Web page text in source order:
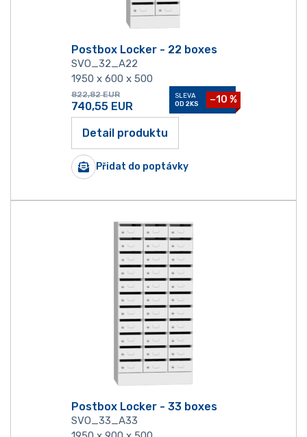
Postbox Locker - 22 boxes
SVO_32_A22
1950 x 600 x 500
822,82 EUR
740,55 EUR
SLEVA
OD 2KS
−10 %
Detail produktu
Přidat do poptávky
Postbox Locker - 33 boxes
SVO_33_A33